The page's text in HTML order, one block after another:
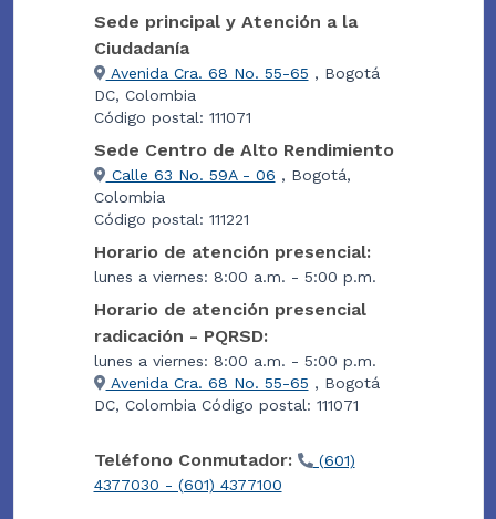
Sede principal y Atención a la
Ciudadanía
Avenida Cra. 68 No. 55-65 , Bogotá
DC, Colombia
Código postal: 111071
Sede Centro de Alto Rendimiento
Calle 63 No. 59A - 06 , Bogotá,
Colombia
Código postal: 111221
Horario de atención presencial:
lunes a viernes: 8:00 a.m. - 5:00 p.m.
Horario de atención presencial
radicación - PQRSD:
lunes a viernes: 8:00 a.m. - 5:00 p.m.
Avenida Cra. 68 No. 55-65 , Bogotá
DC, Colombia Código postal: 111071
Teléfono Conmutador:
(601)
4377030 - (601) 4377100